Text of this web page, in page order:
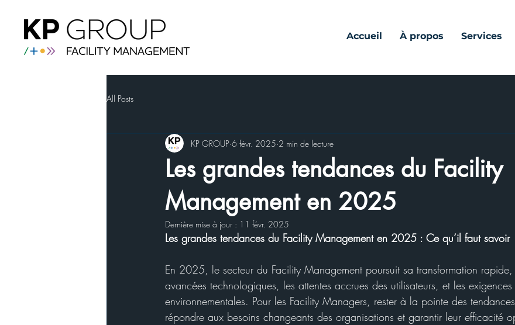
Accueil À propos Services
All Posts
Les grandes tendances du Facility
Management en 2025
KP GROUP 6 févr. 2025 2 min de lecture
Dernière mise à jour : 11 févr. 2025
Les grandes tendances du Facility Management en 2025 : Ce qu’il faut savoir
En 2025, le secteur du Facility Management poursuit sa transformation
avancées technologiques, les attentes accrues des utilisateurs, et les exigences
environnementales. Pour les Facility Managers, rester à la pointe des
répondre aux besoins changeants des organisations et garantir leur efficacité